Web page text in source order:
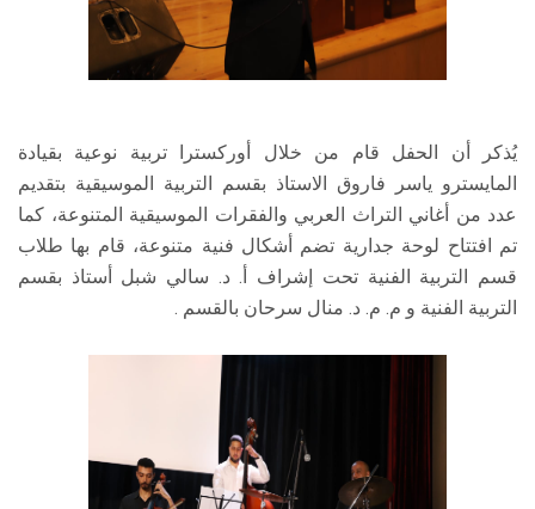
يُذكر أن الحفل قام من خلال أوركسترا تربية نوعية بقيادة
المايسترو ياسر فاروق الاستاذ بقسم التربية الموسيقية بتقديم
عدد من أغاني التراث العربي والفقرات الموسيقية المتنوعة، كما
تم افتتاح لوحة جدارية تضم أشكال فنية متنوعة، قام بها طلاب
قسم التربية الفنية تحت إشراف أ. د. سالي شبل أستاذ بقسم
التربية الفنية و م. م. د. منال سرحان بالقسم .